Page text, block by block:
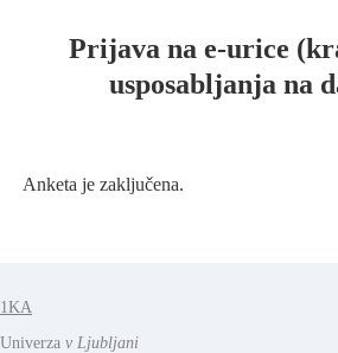
Prijava na e-urice
usposabljanja na
Anketa je zaključena.
1KA
Univerza v Ljubljani